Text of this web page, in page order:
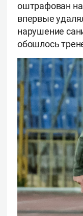
оштрафован на
впервые
нарушение
обошлось